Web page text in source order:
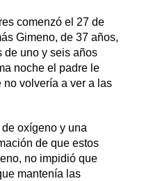
comenzó el 27 de
Gimeno, de 37 años,
de uno y seis años
noche el padre le
volvería a ver a las
oxígeno y una
de que estos
no impidió que
mantenía las